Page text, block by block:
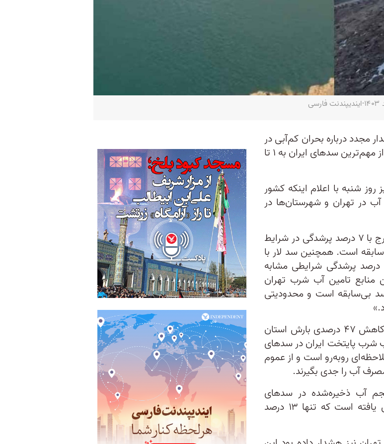
روز شنبه ۱۸ اسفند با هشدار مجدد درباره بحران کم‌آبی در
ایران، خبر داد که میزان سطح ذخیره آب در شماری از مهم‌ترین سدهای ایران به ۱ تا
شنبه با اعلام اینکه کشور
آب در تهران و شهرستان‌ها در
معاون وزیر نیرو در امور آب و آبفا می‌گوید: «سد کرج با ۷ درصد پرشدگی در شرایط
است. همچنین سد لار با
یک درصد پرشدگی و سد‌های لتیان و ماملو با ۱۲ درصد پرشدگی شرایطی مشابه
منابع تامین آب شرب تهران
بی‌سابقه است و محدودیتی
محمد جوان‌بخت در ادامه توضیح داد که به دلیل کاهش ۴۷ درصدی بارش استان
شرب پایتخت ایران در سد‌های
رو‌به‌رو است و از عموم
آب را جدی بگیرند.
آب ذخیره‌شده در سدهای
پنج‌گانه تهران به ۲۷۲ میلیون متر مکعب کاهش یافته است که تنها ۱۳ درصد